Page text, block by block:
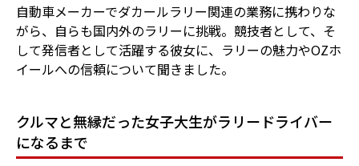
自動車メーカーでダカールラリー関連の業務に携わりな
がら、自らも国内外のラリーに挑戦。競技者として、そ
して発信者として活躍する彼女に、ラリーの魅力やOZホ
イールへの信頼について聞きました。
クルマと無縁だった女子大生がラリードライバー
になるまで